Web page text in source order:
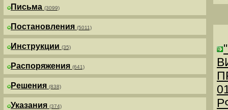
Письма (3099)
Постановления (5011)
Инструкции (35)
Распоряжения (641)
Решения (838)
Указания (374)